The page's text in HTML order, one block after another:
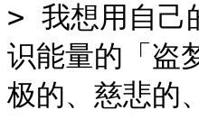
> 我想用自己
识能量的「盗
极的、慈悲的